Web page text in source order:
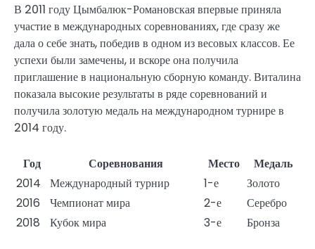
В 2011 году Цымбалюк-Романовская впервые приняла
участие в международных соревнованиях, где сразу же
дала о себе знать, победив в одном из весовых классов. Ее
успехи были замечены, и вскоре она получила
приглашение в национальную сборную команду. Виталина
показала высокие результаты в ряде соревнований и
получила золотую медаль на международном турнире в
2014 году.
Год Соревнования Место
Медаль
2014
Международный турнир 1-е
Золото
2016
Чемпионат мира 2-е
Серебро
2018
Кубок мира 3-е Бронза